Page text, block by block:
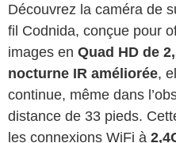
Découvrez la caméra de
fil Codnida, conçue pour
images en Quad HD de
nocturne IR améliorée,
continue, même dans
distance de 33 pieds.
les connexions WiFi à